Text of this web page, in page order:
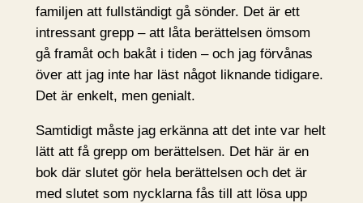
familjen att fullständigt gå sönder. Det är ett
intressant grepp – att låta berättelsen ömsom
gå framåt och bakåt i tiden – och jag förvånas
över att jag inte har läst något liknande tidigare.
Det är enkelt, men genialt.
Samtidigt måste jag erkänna att det inte var helt
lätt att få grepp om berättelsen. Det här är en
bok där slutet gör hela berättelsen och det är
med slutet som nycklarna fås till att lösa upp